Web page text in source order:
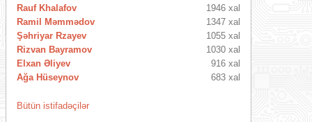
Rauf Khalafov
1946 xal
Ramil Məmmədov
1347 xal
Şəhriyar Rzayev
1055 xal
Rizvan Bayramov
1030 xal
Elxan Əliyev
916 xal
Ağa Hüseynov
683 xal
Bütün istifadəçilər